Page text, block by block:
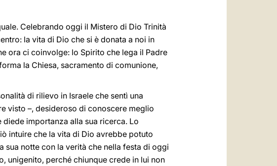
Celebrando oggi il Mistero di Dio Trinità
la vita di Dio che si è donata a noi in
ora ci coinvolge: lo Spirito che lega il Padre
la Chiesa, sacramento di comunione,
di rilievo in Israele che sentì una
visto –, desideroso di conoscere meglio
importanza alla sua ricerca. Lo
intuire che la vita di Dio avrebbe potuto
sua notte con la verità che nella festa di oggi
unigenito, perché chiunque crede in lui non